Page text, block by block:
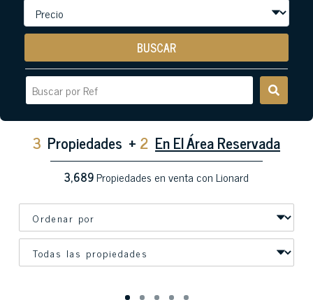
BUSCAR
3 Propiedades + 2 En El Área Reservada
3,689Propiedades en venta con Lionard